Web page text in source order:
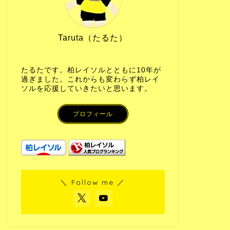
Taruta（たるた）
たるたです。柏レイソルとともに10年が
過ぎました。これからも変わらず柏レイ
ソルを応援していきたいと思います。
プロフィール
＼ Follow me ／